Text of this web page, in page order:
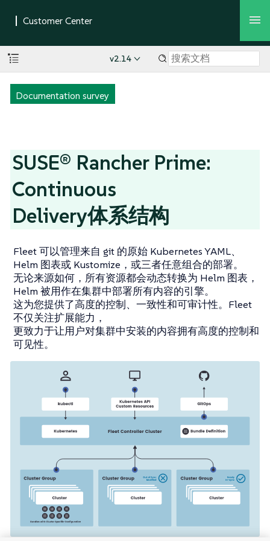
v2.14
Documentation survey
SUSE® Rancher Prime:
Continuous
Delivery体系结构
Fleet 可以管理来自 git 的原始 Kubernetes YAML、
Helm 图表或 Kustomize，或三者任意组合的部署。
无论来源如何，所有资源都会动态转换为 Helm 图表，
Helm 被用作在集群中部署所有内容的引擎。
这为您提供了高度的控制、一致性和可审计性。Fleet
不仅关注扩展能力，
更致力于让用户对集群中安装的内容拥有高度的控制和
可见性。